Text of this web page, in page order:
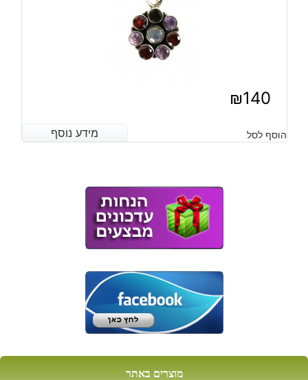
₪140
מידע נוסף הוסף לסל מידע נוסף
מוצרים באתר